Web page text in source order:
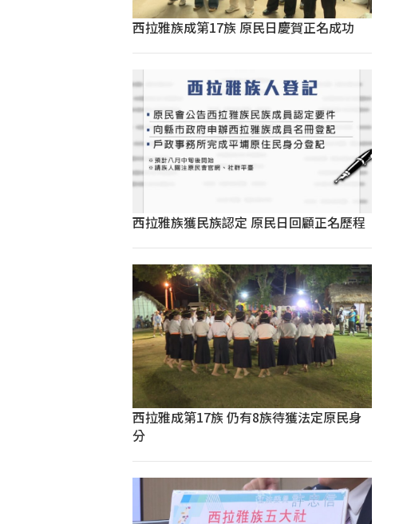
西拉雅族成第17族 原民日慶賀正名成功
西拉雅族獲民族認定 原民日回顧正名歷程
西拉雅成第17族 仍有8族待獲法定原民身
分